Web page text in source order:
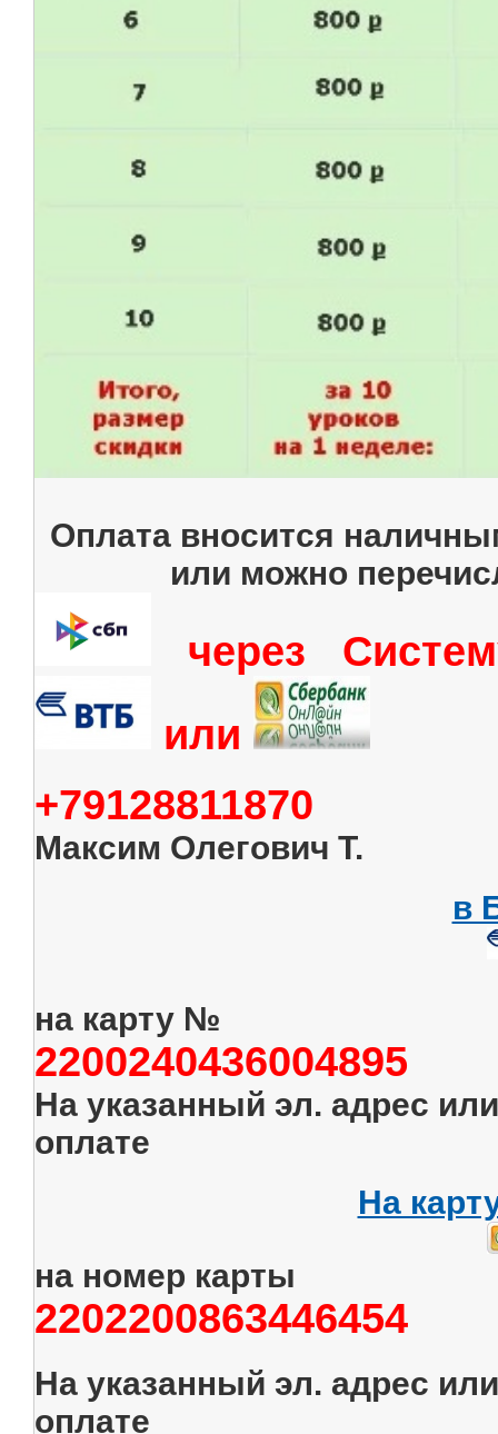
Оплата вносится
или можно
через
или
+79128811870
Максим Олегович Т.
в
на карту №
2200240436004895
На указанный эл. адрес
оплате
На
на номер карты
2202200863446454
На указанный эл. адрес
оплате